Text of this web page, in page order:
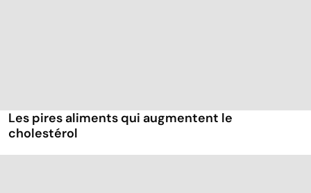
Les pires aliments qui augmentent le
cholestérol